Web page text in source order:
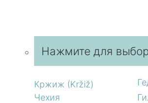
Нажмите для
Кржиж (Kržiž)
Чехия